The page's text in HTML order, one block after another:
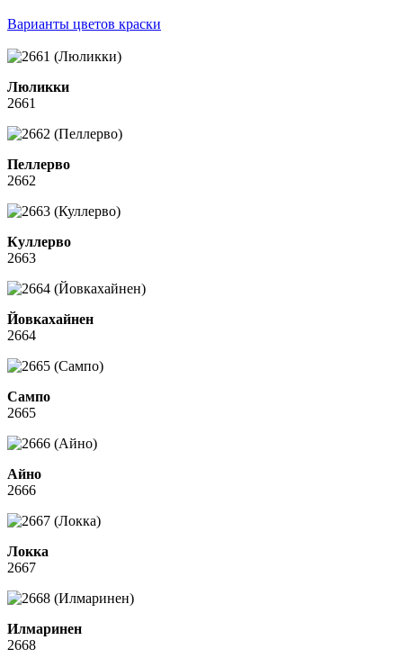
Варианты цветов краски
Люликки
2661
Пеллерво
2662
Куллерво
2663
Йовкахайнен
2664
Сампо
2665
Айно
2666
Локка
2667
Илмаринен
2668